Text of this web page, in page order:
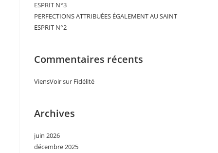
ESPRIT N°3
PERFECTIONS ATTRIBUÉES ÉGALEMENT AU SAINT
ESPRIT N°2
Commentaires récents
ViensVoirsur Fidélité
Archives
juin 2026
décembre 2025